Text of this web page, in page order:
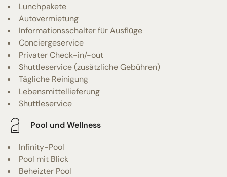
Lunchpakete
Autovermietung
Informationsschalter für Ausflüge
Conciergeservice
Privater Check-in/-out
Shuttleservice (zusätzliche Gebühren)
Tägliche Reinigung
Lebensmittellieferung
Shuttleservice
Pool und Wellness
Infinity-Pool
Pool mit Blick
Beheizter Pool